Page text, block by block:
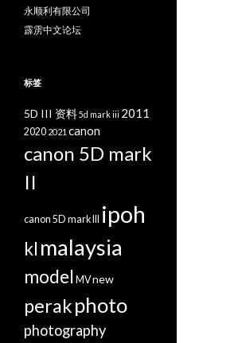
永顺利有限公司
霹雳中文论坛
标签
5D III 资料5d mark iii 2011
2020 2021 canon
canon 5D mark
II
canon 5D mark III ipoh
kl malaysia
model MVnew
perakphoto
photography